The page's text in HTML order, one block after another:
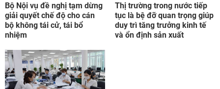
Bộ Nội vụ đề nghị tạm dừng
giải quyết chế độ cho cán
bộ không tái cử, tái bổ
nhiệm
Thị trường trong nước tiếp
tục là bệ đỡ quan trọng giúp
duy trì tăng trưởng kinh tế
và ổn định sản xuất